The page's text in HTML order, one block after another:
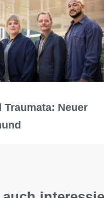
Traumata: Neuer